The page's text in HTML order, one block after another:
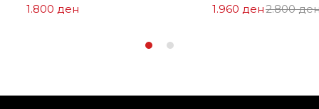
1.800 ден 1.960 денЦена
2.800